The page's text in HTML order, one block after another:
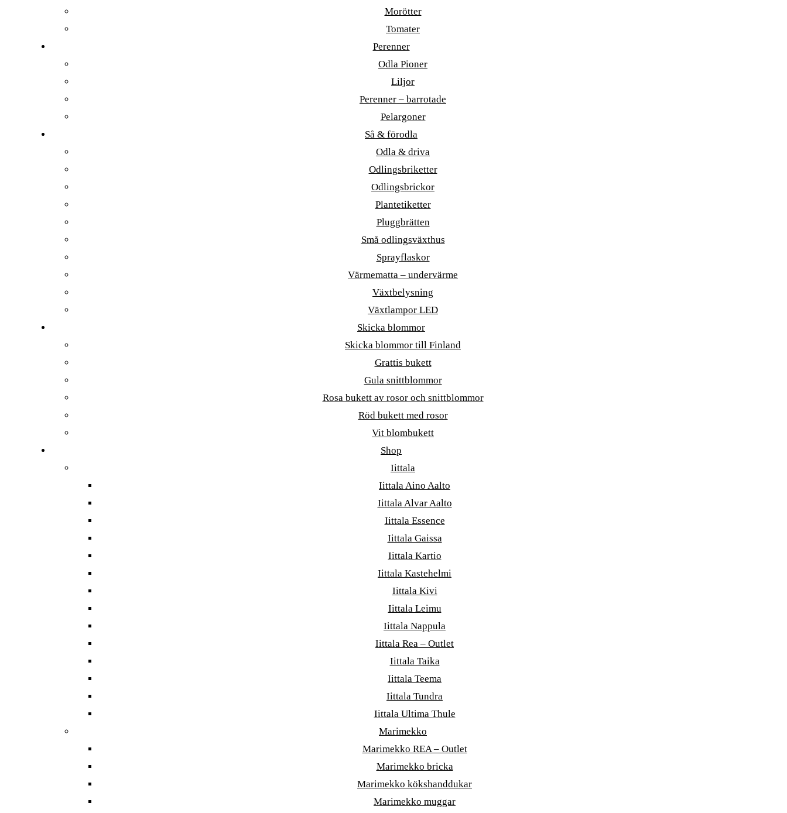
Morötter
Tomater
Perenner
Odla Pioner
Liljor
Perenner – barrotade
Pelargoner
Så & förodla
Odla & driva
Odlingsbriketter
Odlingsbrickor
Plantetiketter
Pluggbrätten
Små odlingsväxthus
Sprayflaskor
Värmematta – undervärme
Växtbelysning
Växtlampor LED
Skicka blommor
Skicka blommor till Finland
Grattis bukett
Gula snittblommor
Rosa bukett av rosor och snittblommor
Röd bukett med rosor
Vit blombukett
Shop
Iittala
Iittala Aino Aalto
Iittala Alvar Aalto
Iittala Essence
Iittala Gaissa
Iittala Kartio
Iittala Kastehelmi
Iittala Kivi
Iittala Leimu
Iittala Nappula
Iittala Rea – Outlet
Iittala Taika
Iittala Teema
Iittala Tundra
Iittala Ultima Thule
Marimekko
Marimekko REA – Outlet
Marimekko bricka
Marimekko kökshanddukar
Marimekko muggar